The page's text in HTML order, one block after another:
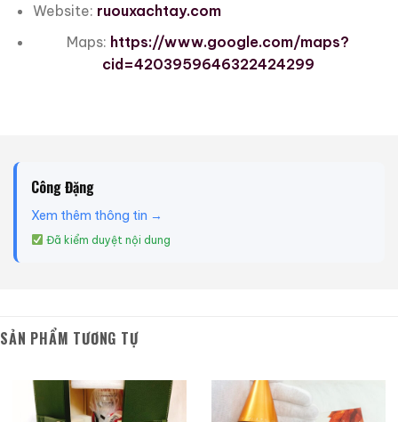
Website: ruouxachtay.com
Maps: https://www.google.com/maps?
cid=4203959646322424299
Công Đặng
Xem thêm thông tin →
Đã kiểm duyệt nội dung
SẢN PHẨM TƯƠNG TỰ